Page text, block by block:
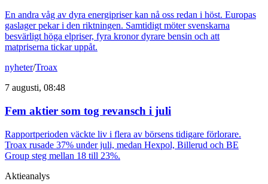
En andra våg av dyra energipriser kan nå oss redan i höst. Europas
gaslager pekar i den riktningen. Samtidigt möter svenskarna
besvärligt höga elpriser, fyra kronor dyrare bensin och att
matpriserna tickar uppåt.
nyheter/Troax
7 augusti, 08:48
Fem aktier som tog revansch i juli
Rapportperioden väckte liv i flera av börsens tidigare förlorare.
Troax rusade 37% under juli, medan Hexpol, Billerud och BE
Group steg mellan 18 till 23%.
Aktieanalys